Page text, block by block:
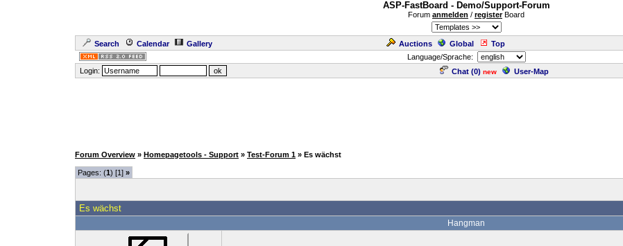
ASP-FastBoard - Demo/Support-Forum
Forum anmelden / registerBoard
Search Calendar Gallery Auctions Global Top
Language/Sprache:
Login:
Chat (0) new User-Map
Forum Overview » Homepagetools - Support » Test-Forum 1 » Es wächst
Pages: (1) [1] »
Es wächst
Hangman